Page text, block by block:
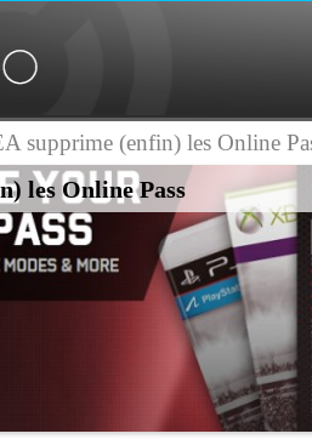
supprime (enfin) les Online
les Online Pass